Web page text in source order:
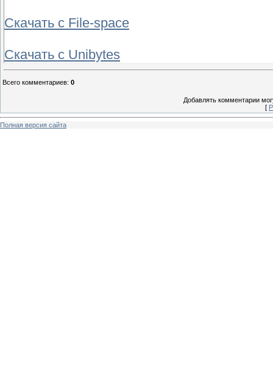
Скачать с File-space
Скачать с Unibytes
Всего комментариев: 0
Добавлять комментарии
[
Полная версия сайта